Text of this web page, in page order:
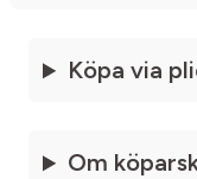
Köpa via
Om